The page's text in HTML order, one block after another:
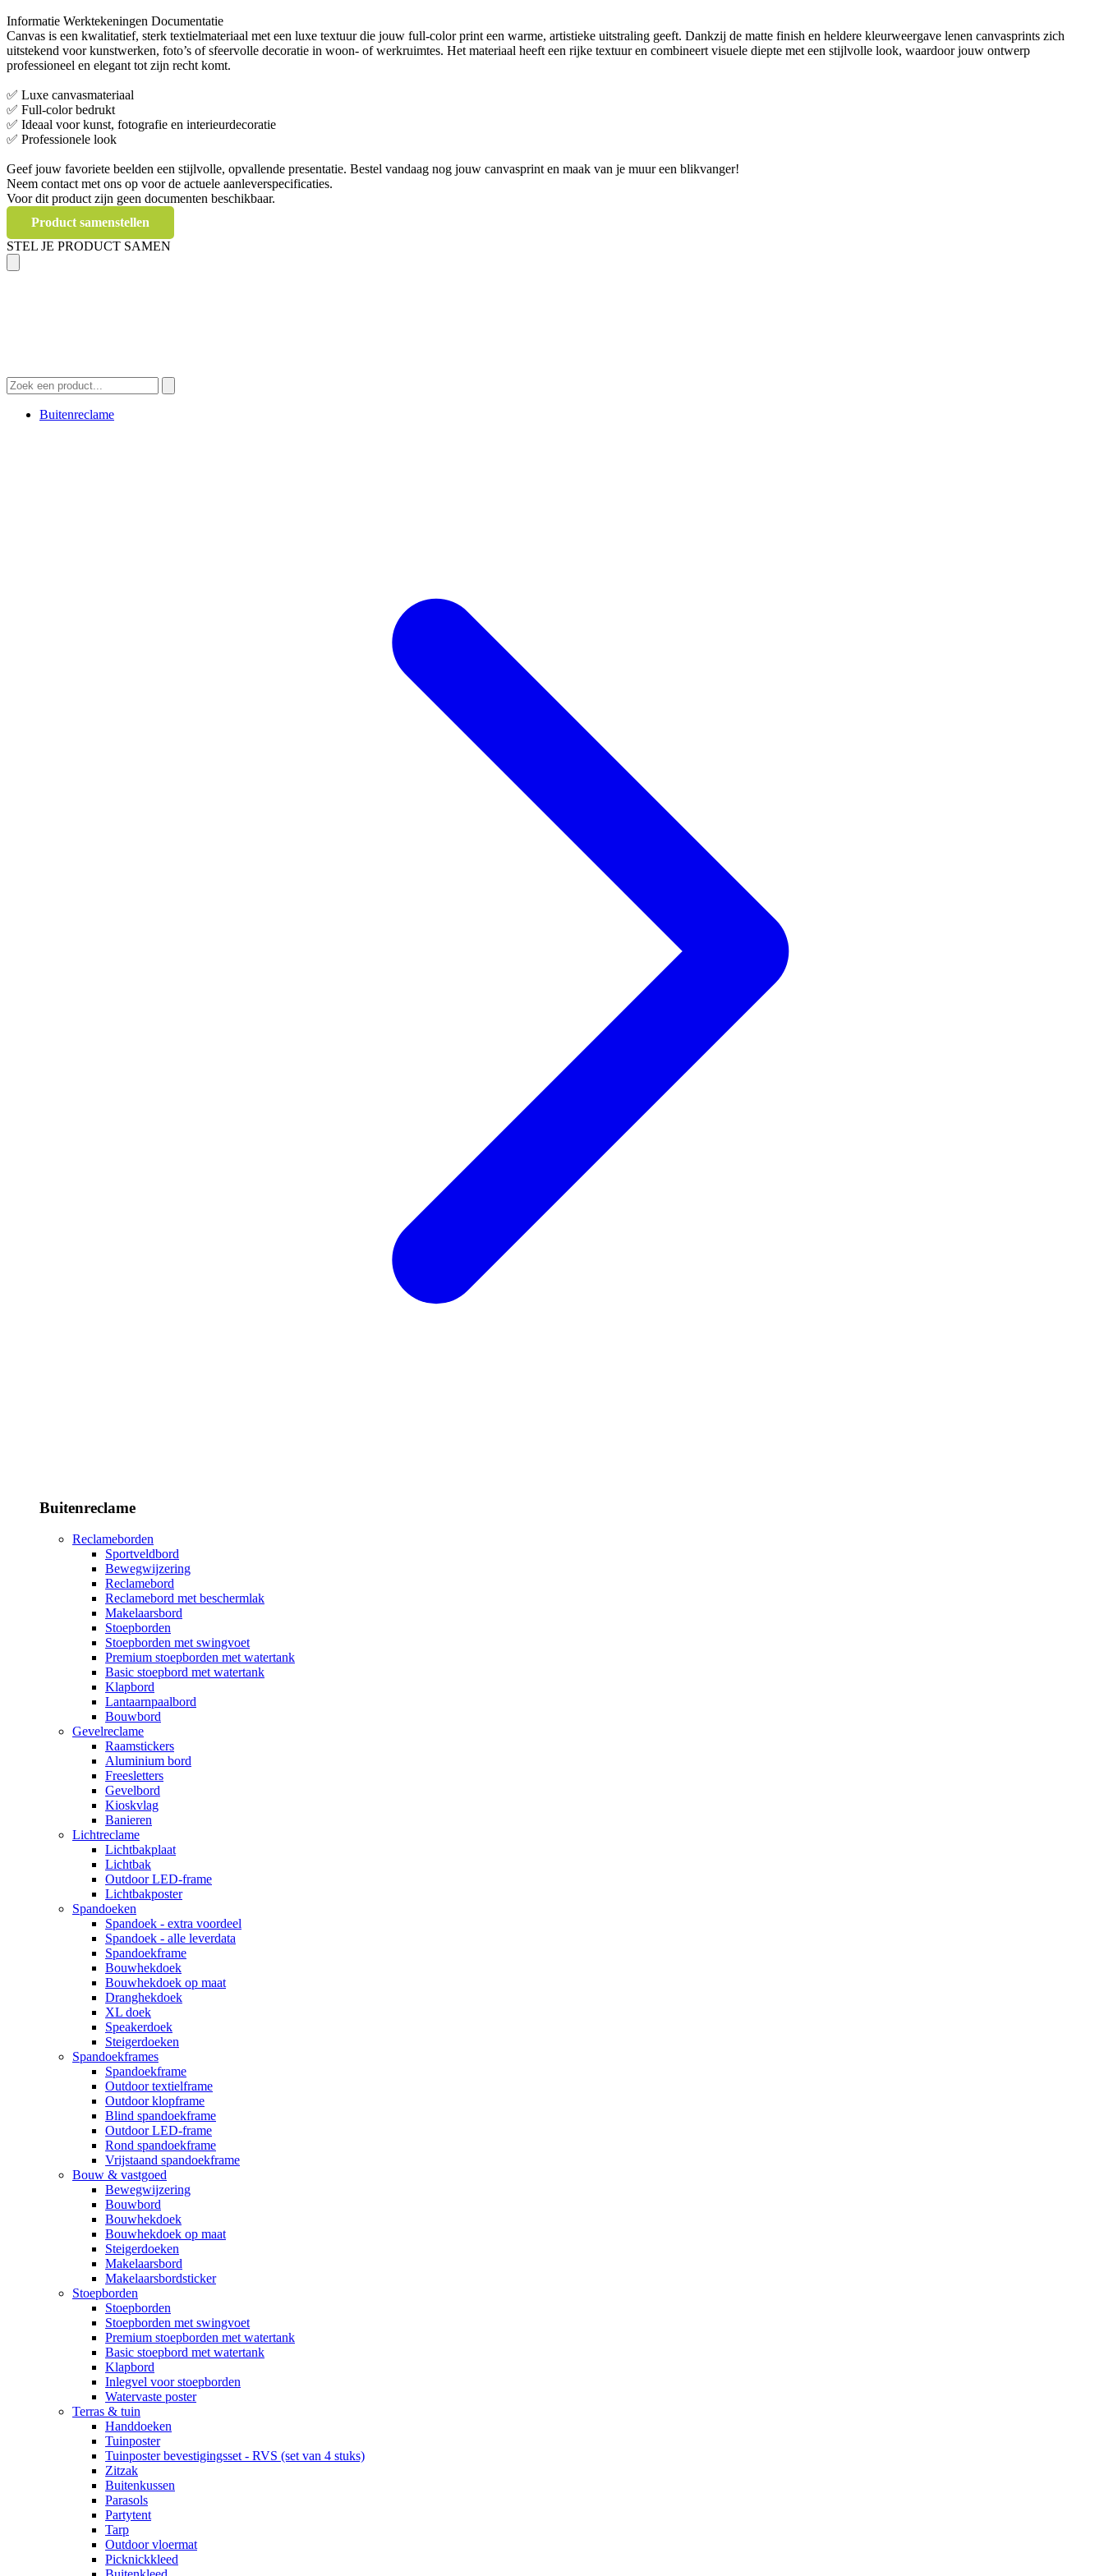
Informatie Werktekeningen Documentatie
Canvas is een kwalitatief, sterk textielmateriaal met een luxe textuur die jouw full-color print een warme, artistieke uitstraling geeft. Dankzij de matte finish en heldere kleurweergave lenen canvasprints zich
uitstekend voor kunstwerken, foto’s of sfeervolle decoratie in woon- of werkruimtes. Het materiaal heeft een rijke textuur en combineert visuele diepte met een stijlvolle look, waardoor jouw ontwerp
professioneel en elegant tot zijn recht komt.
✅ Luxe canvasmateriaal
✅ Full-color bedrukt
✅ Ideaal voor kunst, fotografie en interieurdecoratie
✅ Professionele look
Geef jouw favoriete beelden een stijlvolle, opvallende presentatie. Bestel vandaag nog jouw canvasprint en maak van je muur een blikvanger!
Neem contact met ons op voor de actuele aanleverspecificaties.
Voor dit product zijn geen documenten beschikbaar.
Product samenstellen
STEL JE PRODUCT SAMEN
Buitenreclame
Buitenreclame
Reclameborden
Sportveldbord
Bewegwijzering
Reclamebord
Reclamebord met beschermlak
Makelaarsbord
Stoepborden
Stoepborden met swingvoet
Premium stoepborden met watertank
Basic stoepbord met watertank
Klapbord
Lantaarnpaalbord
Bouwbord
Gevelreclame
Raamstickers
Aluminium bord
Freesletters
Gevelbord
Kioskvlag
Banieren
Lichtreclame
Lichtbakplaat
Lichtbak
Outdoor LED-frame
Lichtbakposter
Spandoeken
Spandoek - extra voordeel
Spandoek - alle leverdata
Spandoekframe
Bouwhekdoek
Bouwhekdoek op maat
Dranghekdoek
XL doek
Speakerdoek
Steigerdoeken
Spandoekframes
Spandoekframe
Outdoor textielframe
Outdoor klopframe
Blind spandoekframe
Outdoor LED-frame
Rond spandoekframe
Vrijstaand spandoekframe
Bouw & vastgoed
Bewegwijzering
Bouwbord
Bouwhekdoek
Bouwhekdoek op maat
Steigerdoeken
Makelaarsbord
Makelaarsbordsticker
Stoepborden
Stoepborden
Stoepborden met swingvoet
Premium stoepborden met watertank
Basic stoepbord met watertank
Klapbord
Inlegvel voor stoepborden
Watervaste poster
Terras & tuin
Handdoeken
Tuinposter
Tuinposter bevestigingsset - RVS (set van 4 stuks)
Zitzak
Buitenkussen
Parasols
Partytent
Tarp
Outdoor vloermat
Picknickkleed